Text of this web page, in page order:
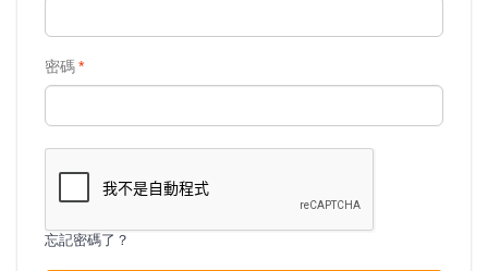
*
密碼
忘記密碼了？